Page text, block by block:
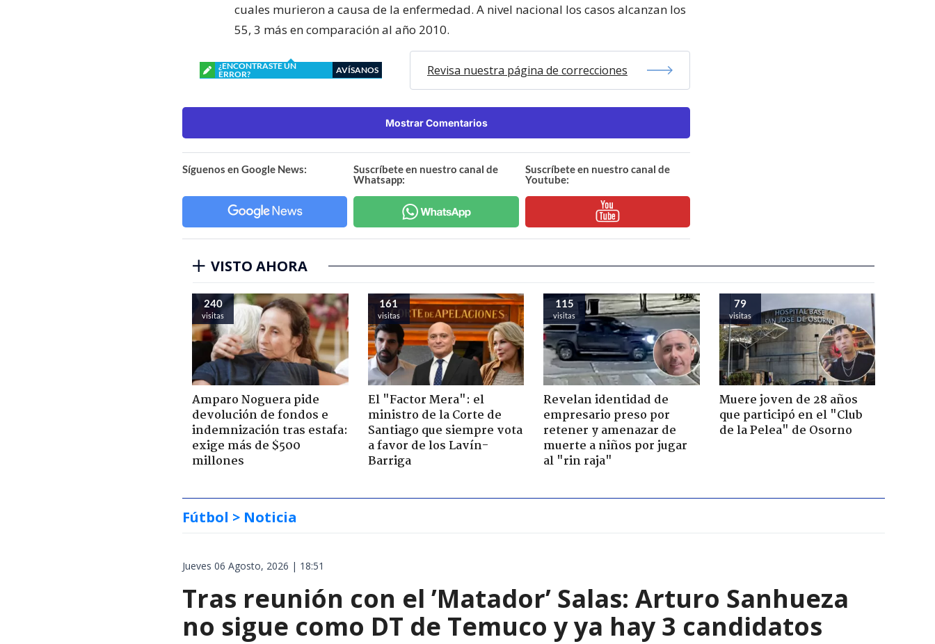
cuales murieron a causa de la enfermedad. A nivel nacional los casos alcanzan los
55, 3 más en comparación al año 2010.
¿ENCONTRASTE UN
ERROR?
AVÍSANOS Revisa nuestra página de correcciones
Mostrar Comentarios
Síguenos en Google News:
Suscríbete en nuestro canal de
Whatsapp:
Suscríbete en nuestro canal de
Youtube:
VISTO AHORA
240
visitas
Amparo Noguera pide
devolución de fondos e
indemnización tras estafa:
exige más de $500
millones
161
visitas
El "Factor Mera": el
ministro de la Corte de
Santiago que siempre vota
a favor de los Lavín-
Barriga
115
visitas
Revelan identidad de
empresario preso por
retener y amenazar de
muerte a niños por jugar
al "rin raja"
79
visitas
Muere joven de 28 años
que participó en el "Club
de la Pelea" de Osorno
Fútbol > Noticia
Jueves 06 Agosto, 2026 | 18:51
Tras reunión con el ’Matador’ Salas: Arturo Sanhueza
no sigue como DT de Temuco y ya hay 3 candidatos